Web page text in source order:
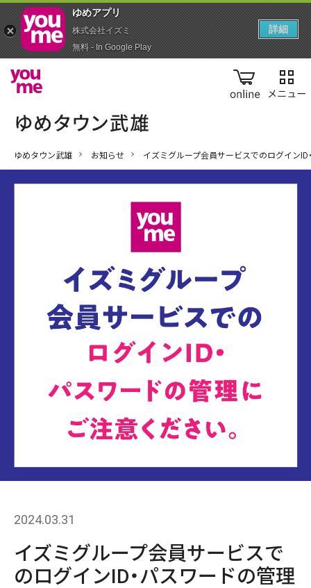
online
ゆめタウン武雄 お知らせ イズミグループ会員サービスでのログインID
2024.03.31
イズミグループ会員サービスで
のログインID・パスワードの管理
ゆめアプ‪リ‬
株式会社イズミ
無料 - In Google Play
詳細